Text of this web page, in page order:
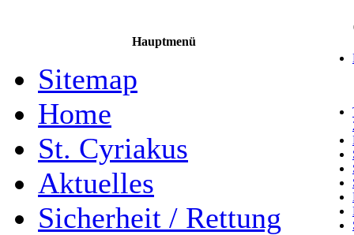
Hauptmenü
Sitemap
Home
St. Cyriakus
Aktuelles
Sicherheit / Rettung